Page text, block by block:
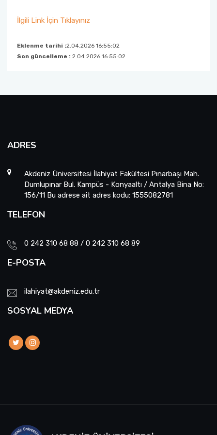
İlgili Link İçin Tıklayınız
Eklenme tarihi :2.04.2026 16:55:02
Son güncelleme : 2.04.2026 16:55:02
ADRES
Akdeniz Üniversitesi İlahiyat Fakültesi Pınarbaşı Mah.
Dumlupınar Bul. Kampüs - Konyaaltı / Antalya Bina No:
156/11 Bu adrese ait adres kodu: 1555082781
TELEFON
0 242 310 68 88 / 0 242 310 68 89
E-POSTA
ilahiyat@akdeniz.edu.tr
SOSYAL MEDYA